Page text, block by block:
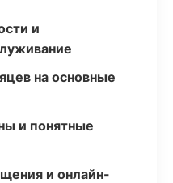
и
на основные
и понятные
и онлайн-